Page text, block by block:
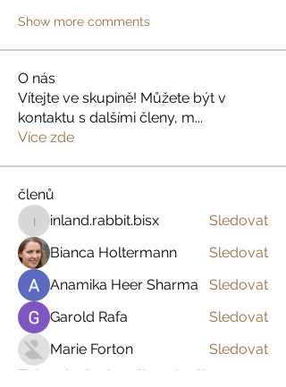
Show more comments
O nás
Vítejte ve skupině! Můžete být v
kontaktu s dalšími členy, m...
Více zde
členů
inland.rabbit.bisx
inland.rabbit.bisx
Sledovat
Bianca Holtermann
Sledovat
Anamika Heer Sharma
Sledovat
Garold Rafa
Sledovat
Marie Forton
Sledovat
Zobrazit všechny členy (396)